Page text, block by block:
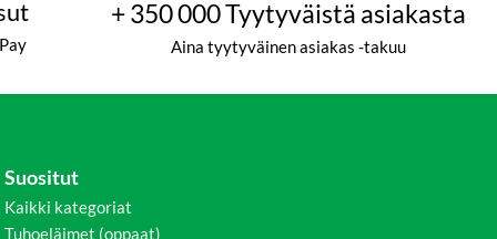
+ 350 000 Tyytyväistä asiakasta
Aina tyytyväinen asiakas -takuu
Suositut
Kaikki kategoriat
Tuhoeläimet (oppaat)